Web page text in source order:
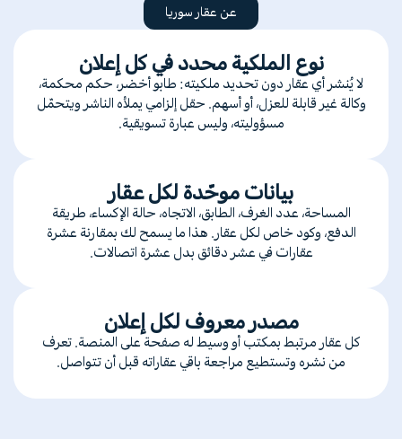
عن عقار سوريا
نوع الملكية محدد في كل إعلان
لا يُنشر أي عقار دون تحديد ملكيته: طابو أخضر، حكم محكمة،
وكالة غير قابلة للعزل، أو أسهم. حقل إلزامي يملأه الناشر ويتحمّل
مسؤوليته، وليس عبارة تسويقية.
بيانات موحّدة لكل عقار
المساحة، عدد الغرف، الطابق، الاتجاه، حالة الإكساء، طريقة
الدفع، وكود خاص لكل عقار. هذا ما يسمح لك بمقارنة عشرة
عقارات في عشر دقائق بدل عشرة اتصالات.
مصدر معروف لكل إعلان
كل عقار مرتبط بمكتب أو وسيط له صفحة على المنصة. تعرف
من نشره وتستطيع مراجعة باقي عقاراته قبل أن تتواصل.